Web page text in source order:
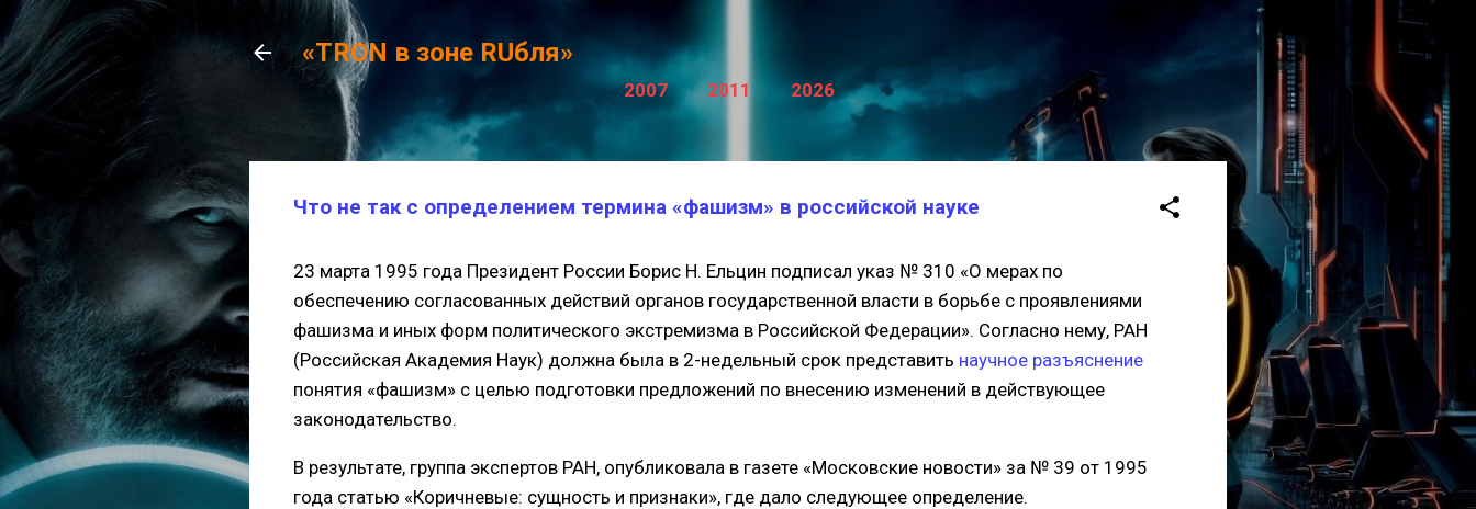
«TRON в зоне RUбля»
2007 2011 2026
Что не так с определением термина «фашизм» в российской науке
23 марта 1995 года Президент России Борис Н. Ельцин подписал указ № 310 «О мерах по
обеспечению согласованных действий органов государственной власти в борьбе с проявлениями
фашизма и иных форм политического экстремизма в Российской Федерации». Согласно нему, РАН
(Российская Академия Наук) должна была в 2-недельный срок представить научное разъяснение
понятия «фашизм» с целью подготовки предложений по внесению изменений в действующее
законодательство.
В результате, группа экспертов РАН, опубликовала в газете «Московские новости» за № 39 от 1995
года статью «Коричневые: сущность и признаки», где дало следующее определение.